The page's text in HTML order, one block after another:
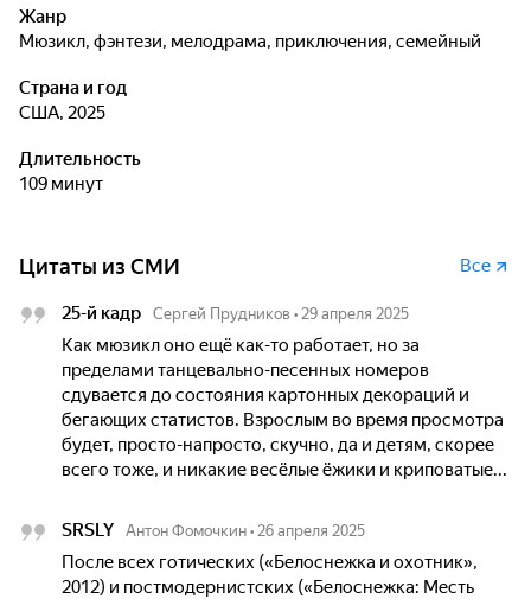
Жанр
мюзикл, фэнтези, мелодрама, приключения, семейный
Страна и год
США, 2025
Длительность
109 минут
Цитаты из СМИ Все
25-й кадр Сергей Прудников • 29 апреля 2025
Как мюзикл оно ещё как-то работает, но за
пределами танцевально-песенных номеров
сдувается до состояния картонных декораций и
бегающих статистов. Взрослым во время просмотра
будет, просто-напросто, скучно, да и детям, скорее
всего тоже, и никакие весёлые ёжики и криповатые...
SRSLY Антон Фомочкин • 26 апреля 2025
После всех готических («Белоснежка и охотник»,
2012) и постмодернистских («Белоснежка: Месть